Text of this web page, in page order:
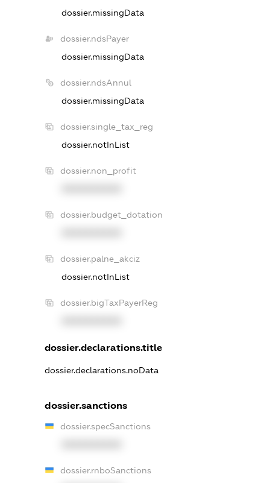
dossier.missingData
dossier.ndsPayer
dossier.missingData
dossier.ndsAnnul
dossier.missingData
dossier.single_tax_reg
dossier.notInList
dossier.non_profit
dossier.budget_dotation
dossier.palne_akciz
dossier.notInList
dossier.bigTaxPayerReg
dossier.declarations.title
dossier.declarations.noData
dossier.sanctions
dossier.specSanctions
dossier.rnboSanctions